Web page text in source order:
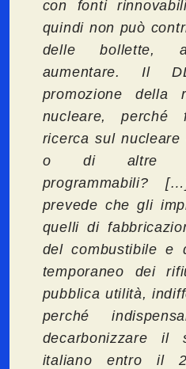
con fonti
quindi non può
delle bollette,
aumentare. Il
promozione della
nucleare, perché
ricerca sul
o di altre
programmabili?
prevede che gli
quelli di
del combustibile e
temporaneo dei
pubblica utilità,
perché
decarbonizzare il
italiano entro il